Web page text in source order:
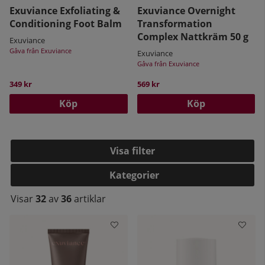
Hyr ut AHA-patent
Många stora kosmetikföretag “hyr” företagets
AHA-patent, bl.a. L’Oreal, Avon och Estee Lauder. I
och med produktlinjen Exuviance, lanserar
Neostrata en helt ny generation av AHA. Den
även känslig hud. PHA finns enbart i Exuviance
produkter. Exuviance erbjuder ett komplett
system av vetenskapligt utvecklade, högeffektiva
hudvårdsprodukter med alfa- och
polyhydroxisyror kombinerat med de senaste
PHA (Poly Hydroxy Acid) är en hudvänlig syra med
goda exfolierande egenskaper. De molekyler som
utgör PHA-syran är större i storlek än sina
Exuviance Exfoliating &
Conditioning Foot Balm
Exuviance
Gåva från Exuviance
349 kr
Köp
Exuviance Overnight
Transformation
Complex Nattkräm 50 g
Exuviance
Gåva från Exuviance
569 kr
Köp
Filtrera
Kategorier
Visar 32av36artiklar